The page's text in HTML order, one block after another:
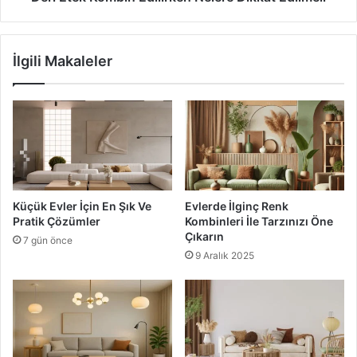
İlgili Makaleler
Küçük Evler İçin En Şık Ve
Pratik Çözümler
7 gün önce
Evlerde İlginç Renk
Kombinleri İle Tarzınızı Öne
Çıkarın
9 Aralık 2025